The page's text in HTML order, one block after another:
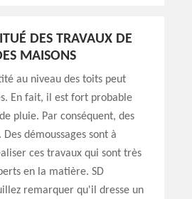
DES TRAVAUX DE
MAISONS
au niveau des toits peut
En fait, il est fort probable
pluie. Par conséquent, des
démoussages sont à
ces travaux qui sont très
en la matière. SD
remarquer qu'il dresse un